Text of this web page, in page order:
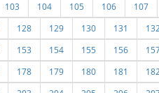
103 104 105 106 107
128 129 130 131 132
153 154 155 156
178 179 180 181 182